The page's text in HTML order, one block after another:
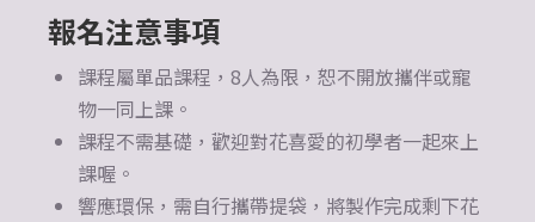
報名注意事項
課程屬單品課程，8人為限，恕不開放攜伴或寵
物一同上課。
課程不需基礎，歡迎對花喜愛的初學者一起來上
課喔。
響應環保，需自行攜帶提袋，將製作完成剩下花